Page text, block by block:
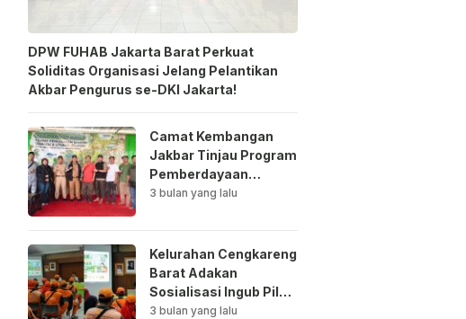
DPW FUHAB Jakarta Barat Perkuat
Soliditas Organisasi Jelang Pelantikan
Akbar Pengurus se-DKI Jakarta!
Camat Kembangan
Jakbar Tinjau Program
Pemberdayaan
Lingkungan di Bale
3 bulan yang lalu
Kelurahan Cengkareng
Barat Adakan
Sosialisasi Ingub Pilah
Sampah Kepada PPSU
3 bulan yang lalu